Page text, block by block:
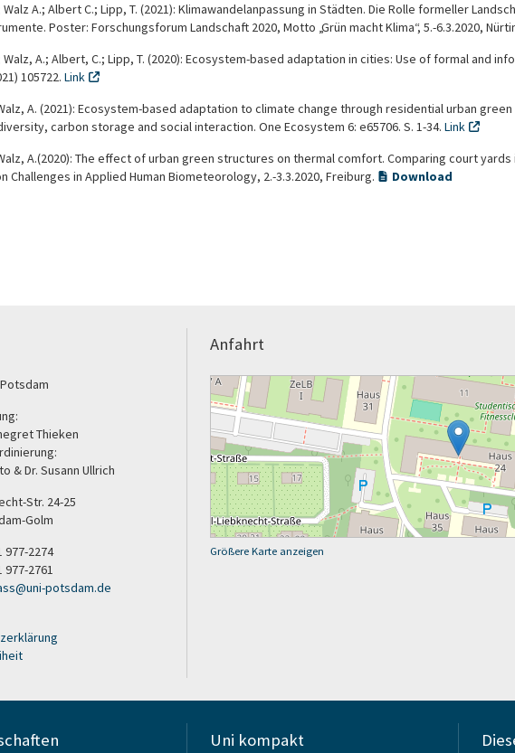
Walz A.; Albert C.; Lipp, T. (2021): Klimawandelanpassung in Städten. Die Rolle formeller
Poster: Forschungsforum Landschaft 2020, Motto „Grün macht Klima“, 5.-6.3.2020,
Walz, A.; Albert, C.; Lipp, T. (2020): Ecosystem-based adaptation in cities: Use of formal and
105722. Link
A. (2021): Ecosystem-based adaptation to climate change through residential urban
carbon storage and social interaction. One Ecosystem 6: e65706. S. 1-34. Link
A.(2020): The effect of urban green structures on thermal comfort. Comparing court
Challenges in Applied Human Biometeorology, 2.-3.3.2020, Freiburg.
Download
Thieken
& Dr. Susann Ullrich
Str. 24-25
Golm
977-2274
977-2761
@uni-potsdam.de
Anfahrt
Größere Karte anzeigen
Uni kompakt